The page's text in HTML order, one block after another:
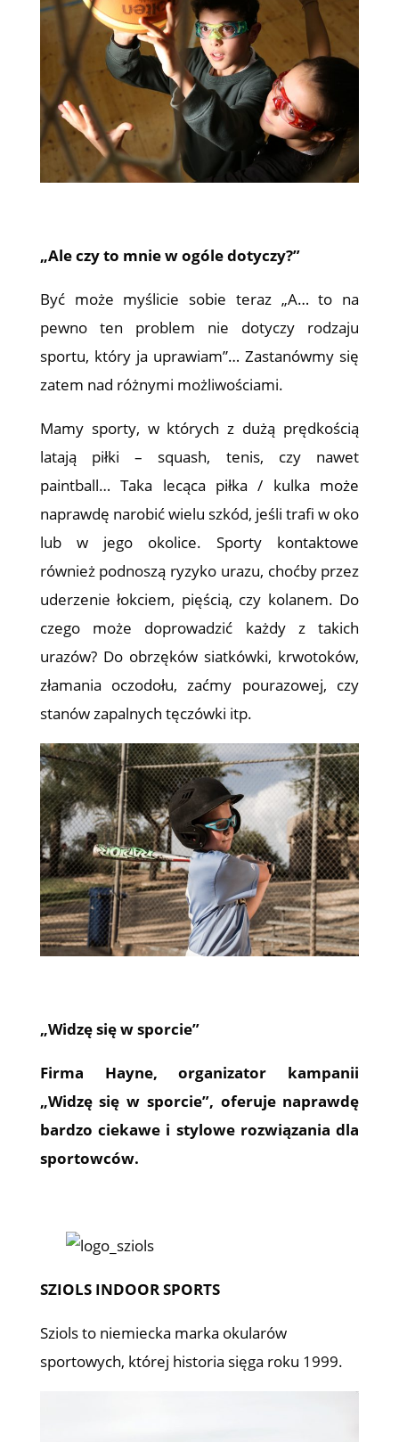
„Ale czy to mnie w ogóle dotyczy?”
Być może myślicie sobie teraz „A… to na
pewno ten problem nie dotyczy rodzaju
sportu, który ja uprawiam”… Zastanówmy się
zatem nad różnymi możliwościami.
Mamy sporty, w których z dużą prędkością
latają piłki – squash, tenis, czy nawet
paintball… Taka lecąca piłka / kulka może
naprawdę narobić wielu szkód, jeśli trafi w oko
lub w jego okolice. Sporty kontaktowe
również podnoszą ryzyko urazu, choćby przez
uderzenie łokciem, pięścią, czy kolanem. Do
czego może doprowadzić każdy z takich
urazów? Do obrzęków siatkówki, krwotoków,
złamania oczodołu, zaćmy pourazowej, czy
stanów zapalnych tęczówki itp.
„Widzę się w sporcie”
Firma Hayne, organizator kampanii
„Widzę się w sporcie”, oferuje naprawdę
bardzo ciekawe i stylowe rozwiązania dla
sportowców.
SZIOLS INDOOR SPORTS
Sziols to niemiecka marka okularów
sportowych, której historia sięga roku 1999.